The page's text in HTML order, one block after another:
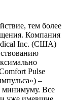
тем более
Компания
Inc. (США)
Pulse
–
минимуму. Все